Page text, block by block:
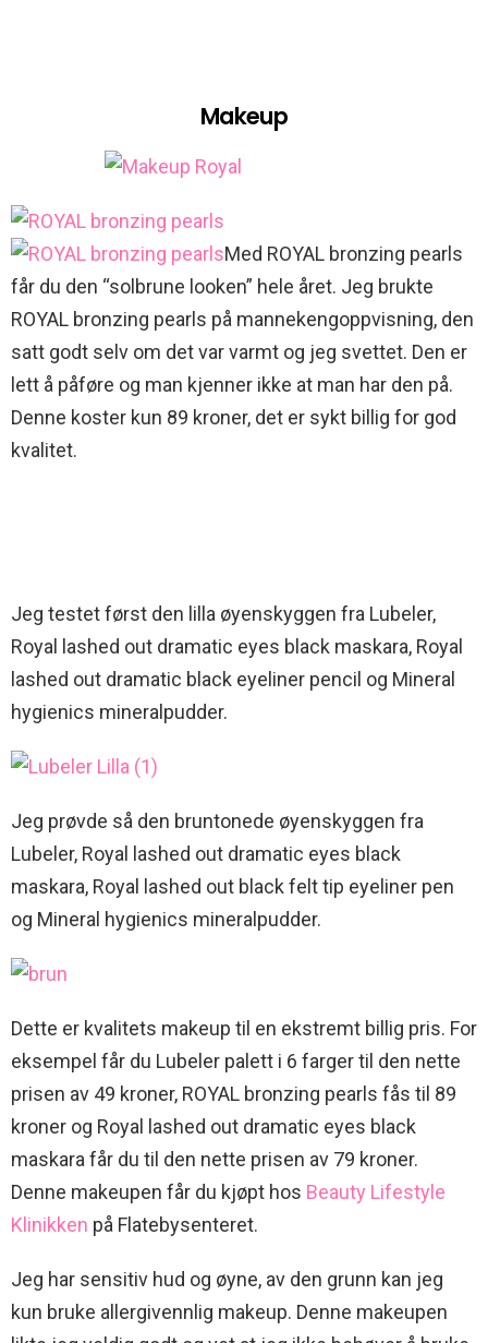
Makeup
Med ROYAL bronzing pearls
får du den “solbrune looken” hele året. Jeg brukte
ROYAL bronzing pearls på mannekengoppvisning, den
satt godt selv om det var varmt og jeg svettet. Den er
lett å påføre og man kjenner ikke at man har den på.
Denne koster kun 89 kroner, det er sykt billig for god
kvalitet.
Jeg testet først den lilla øyenskyggen fra Lubeler,
Royal lashed out dramatic eyes black maskara, Royal
lashed out dramatic black eyeliner pencil og Mineral
hygienics mineralpudder.
Jeg prøvde så den bruntonede øyenskyggen fra
Lubeler, Royal lashed out dramatic eyes black
maskara, Royal lashed out black felt tip eyeliner pen
og Mineral hygienics mineralpudder.
Dette er kvalitets makeup til en ekstremt billig pris. For
eksempel får du Lubeler palett i 6 farger til den nette
prisen av 49 kroner, ROYAL bronzing pearls fås til 89
kroner og Royal lashed out dramatic eyes black
maskara får du til den nette prisen av 79 kroner.
Denne makeupen får du kjøpt hos Beauty Lifestyle
Klinikken på Flatebysenteret.
Jeg har sensitiv hud og øyne, av den grunn kan jeg
kun bruke allergivennlig makeup. Denne makeupen